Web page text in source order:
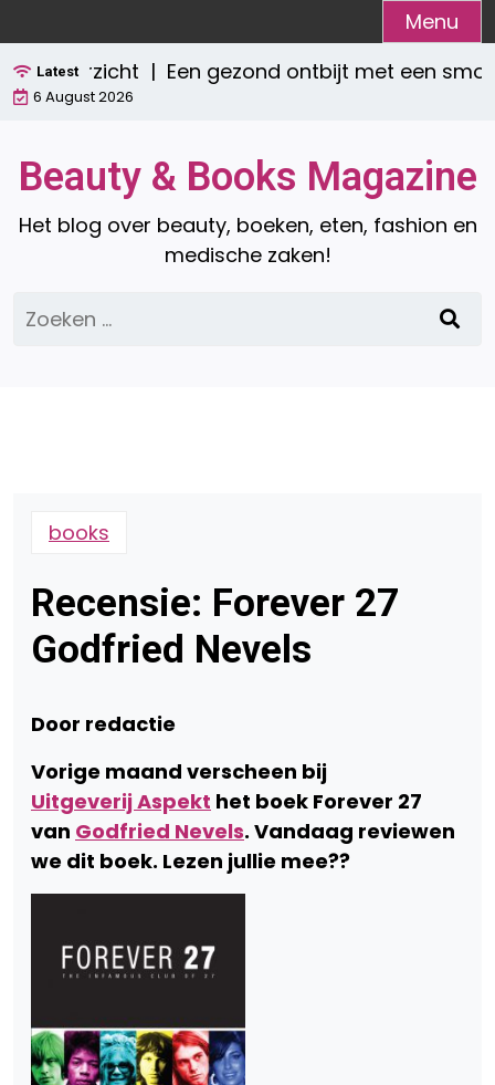
naar
de
inhoud
Menu
Latest
overzicht |Een gezond ontbijt met een
6 August 2026
Beauty & Books Magazine
Het blog over beauty, boeken, eten, fashion en
medische zaken!
Zoeken
naar:
books
Recensie: Forever 27
Godfried Nevels
Door redactie
Vorige maand verscheen bij
Uitgeverij Aspekt het boek Forever 27
van Godfried Nevels. Vandaag reviewen
we dit boek. Lezen jullie mee??